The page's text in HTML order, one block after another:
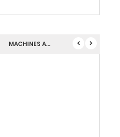
MACHINES A... MACHINES